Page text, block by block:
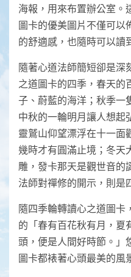
海報，用來布置辦公室。
圖卡的優美圖片不僅可以
的舒適感，也隨時可以讀
隨著心道法師簡短卻是深
之道圖卡的四季，春天的
子、蔚藍的海洋；秋季一
中秋的一輪明月讓人想起
靈鷲山仰望漂浮在十一面
幾時才有圓滿止境；冬天
雕，發卡那天是觀世音的
法師對禪修的開示，則是
隨四季輪轉讀心之道圖卡
的「春有百花秋有月，夏
頭，便是人間好時節。」
圖卡都裱著心頭最美的風